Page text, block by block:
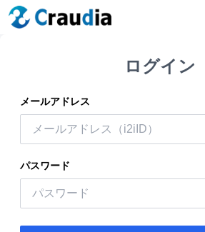
ログイン
メールアドレス
パスワード